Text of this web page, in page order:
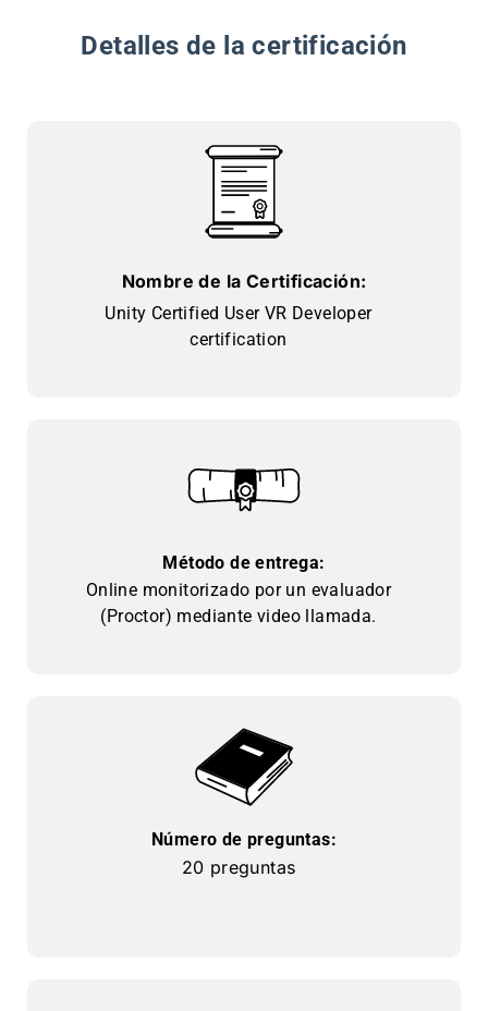
Detalles de la certificación
Nombre de la Certificación:
Unity Certified User VR Developer
certification
Método de entrega:
Online monitorizado por un evaluador
(Proctor) mediante video llamada.
Número de preguntas:
20 preguntas